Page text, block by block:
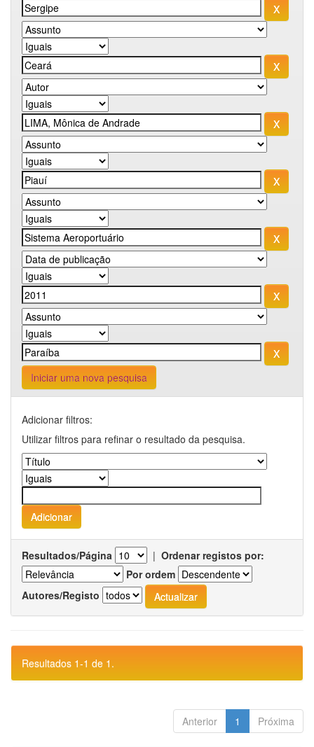
Iniciar uma nova pesquisa
Adicionar filtros:
Utilizar filtros para refinar o resultado da pesquisa.
Resultados/Página | Ordenar registos por:
Por ordem
Autores/Registo
Resultados 1-1 de 1.
Anterior 1 Próxima